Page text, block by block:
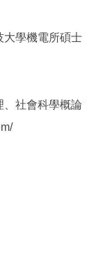
大學機電所碩士
、社會科學概論